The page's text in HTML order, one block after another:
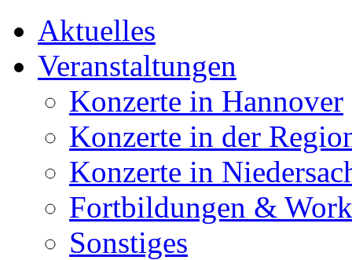
Aktuelles
Veranstaltungen
Konzerte in Hannover
Konzerte in der
Konzerte in
Fortbildungen &
Sonstiges